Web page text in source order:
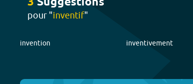
pour "inventif"
invention inventivement